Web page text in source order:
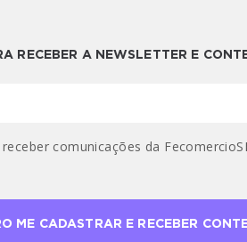
RECEBER A NEWSLETTER E
comunicações da